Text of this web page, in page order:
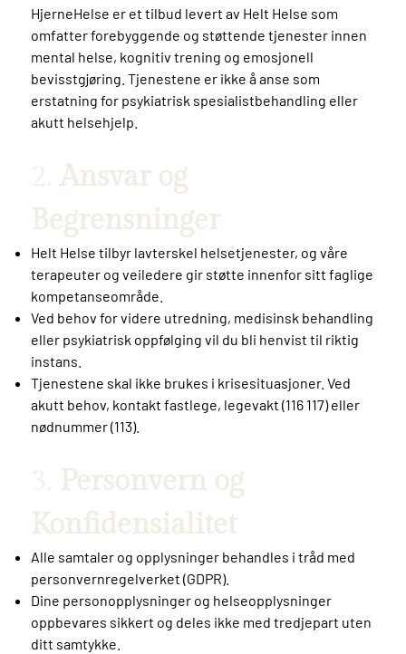
HjerneHelse er et tilbud levert av Helt Helse som
omfatter forebyggende og støttende tjenester innen
mental helse, kognitiv trening og emosjonell
bevisstgjøring. Tjenestene er ikke å anse som
erstatning for psykiatrisk spesialistbehandling eller
akutt helsehjelp.
2.Ansvar og
Begrensninger
Helt Helse tilbyr lavterskel helsetjenester, og våre
terapeuter og veiledere gir støtte innenfor sitt faglige
kompetanseområde.
Ved behov for videre utredning, medisinsk behandling
eller psykiatrisk oppfølging vil du bli henvist til riktig
instans.
Tjenestene skal ikke brukes i krisesituasjoner. Ved
akutt behov, kontakt fastlege, legevakt (116 117) eller
nødnummer (113).
3. Personvern og
Konfidensialitet
Alle samtaler og opplysninger behandles i tråd med
personvernregelverket (GDPR).
Dine personopplysninger og helseopplysninger
oppbevares sikkert og deles ikke med tredjepart uten
ditt samtykke.